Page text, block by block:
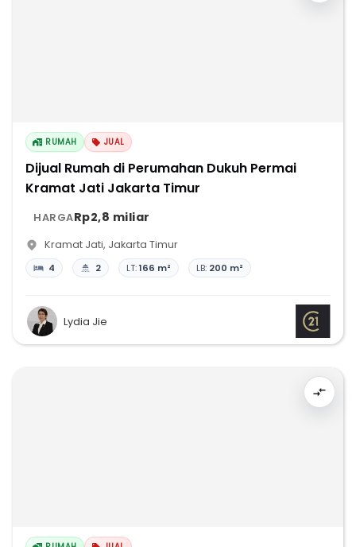
RUMAH JUAL
Dijual Rumah di Perumahan Dukuh Permai
Kramat Jati Jakarta Timur
HARGARp2,8 miliar
Kramat Jati, Jakarta Timur
4 2 LT:166 m² LB: 200 m²
Lydia Jie